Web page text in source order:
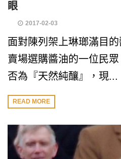
眼
2017-02-03
面對陳列架上琳瑯滿目
賣場選購醬油的一位民
否為『天然純釀』，現...
READ MORE